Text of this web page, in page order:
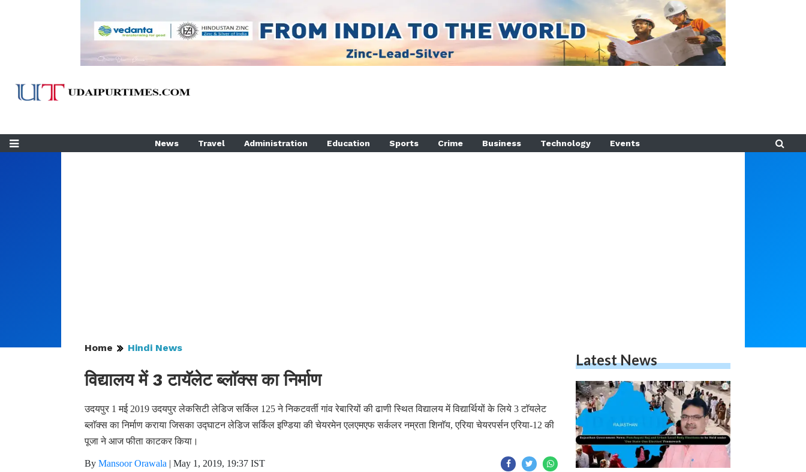
News Travel Administration Education Sports Crime Business Technology Events
Home Hindi News
विद्यालय में 3 टायॅलेट ब्लाॅक्स का निर्माण
उदयपुर 1 मई 2019 उदयपुर लेकसिटी लेडिज सर्किल 125 ने निकटवर्ती गांव रेबारियों की ढाणी स्थित विद्यालय में विद्यार्थियों के लिये 3 टाॅयलेट
ब्लाॅक्स का निर्माण कराया जिसका उद्घाटन लेडिज सर्किल इण्डिया की चेयरमेन एलएमएफ सर्कलर नम्रता शिनाॅय, एरिया चेयरपर्सन एरिया-12 की
पूजा ने आज फीता काटकर किया।
By Mansoor Orawala | May 1, 2019, 19:37 IST
Latest News